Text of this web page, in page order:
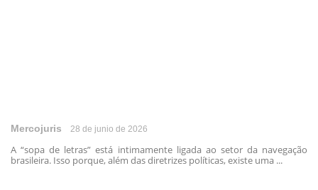
Mercojuris 28 de junio de 2026
A “sopa de letras” está intimamente ligada ao setor da navegação
brasileira. Isso porque, além das diretrizes políticas, existe uma ...